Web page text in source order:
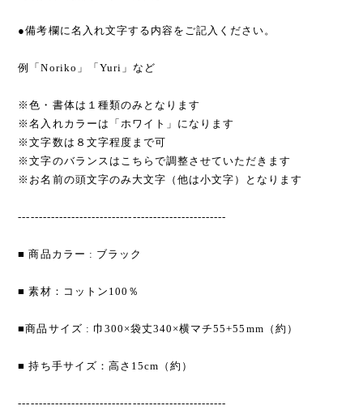
●備考欄に名入れ文字する内容をご記入ください。
例「Noriko」「Yuri」など
※色・書体は１種類のみとなります
※名入れカラーは「ホワイト」になります
※文字数は８文字程度まで可
※文字のバランスはこちらで調整させていただきます
※お名前の頭文字のみ大文字（他は小文字）となります
---------------------------------------------------
■ 商品カラー : ブラック
■ 素材：コットン100％
■商品サイズ : 巾300×袋丈340×横マチ55+55mm（約）
■ 持ち手サイズ：高さ15cm（約）
---------------------------------------------------